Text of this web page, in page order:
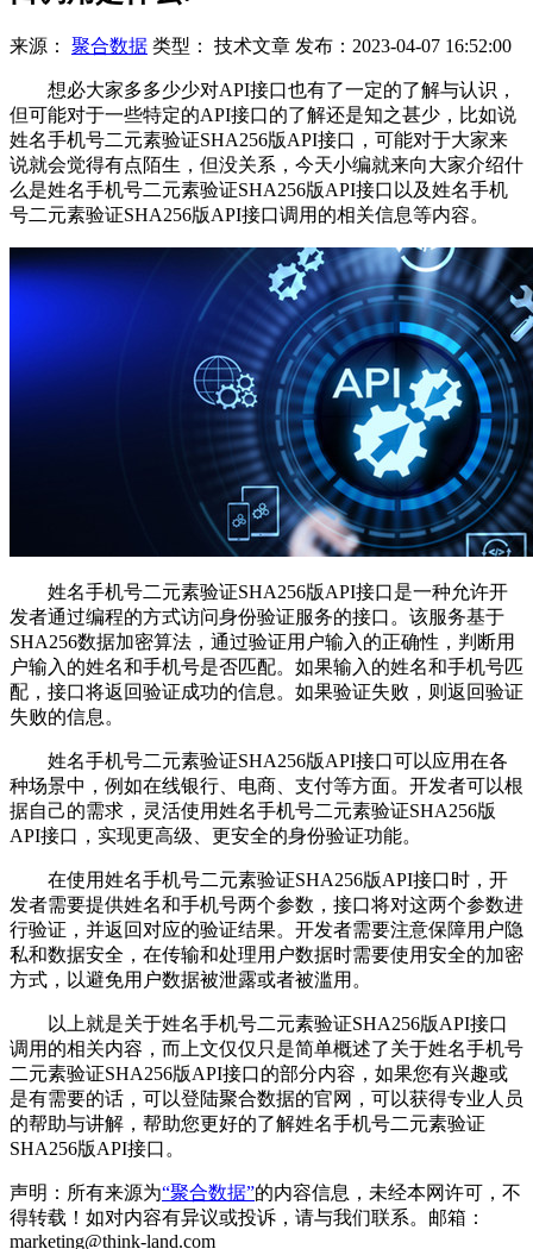
来源： 聚合数据 类型： 技术文章 发布： 2023-04-07 16:52:00
想必大家多多少少对API接口也有了一定的了解与认识，
但可能对于一些特定的API接口的了解还是知之甚少，比如说
姓名手机号二元素验证SHA256版API接口，可能对于大家来
说就会觉得有点陌生，但没关系，今天小编就来向大家介绍什
么是姓名手机号二元素验证SHA256版API接口以及姓名手机
号二元素验证SHA256版API接口调用的相关信息等内容。
姓名手机号二元素验证SHA256版API接口是一种允许开
发者通过编程的方式访问身份验证服务的接口。该服务基于
SHA256数据加密算法，通过验证用户输入的正确性，判断用
户输入的姓名和手机号是否匹配。如果输入的姓名和手机号匹
配，接口将返回验证成功的信息。如果验证失败，则返回验证
失败的信息。
姓名手机号二元素验证SHA256版API接口可以应用在各
种场景中，例如在线银行、电商、支付等方面。开发者可以根
据自己的需求，灵活使用姓名手机号二元素验证SHA256版
API接口，实现更高级、更安全的身份验证功能。
在使用姓名手机号二元素验证SHA256版API接口时，开
发者需要提供姓名和手机号两个参数，接口将对这两个参数进
行验证，并返回对应的验证结果。开发者需要注意保障用户隐
私和数据安全，在传输和处理用户数据时需要使用安全的加密
方式，以避免用户数据被泄露或者被滥用。
以上就是关于姓名手机号二元素验证SHA256版API接口
调用的相关内容，而上文仅仅只是简单概述了关于姓名手机号
二元素验证SHA256版API接口的部分内容，如果您有兴趣或
是有需要的话，可以登陆聚合数据的官网，可以获得专业人员
的帮助与讲解，帮助您更好的了解姓名手机号二元素验证
SHA256版API接口。
声明：所有来源为“聚合数据”的内容信息，未经本网许可，不
得转载！如对内容有异议或投诉，请与我们联系。邮箱：
marketing@think-land.com